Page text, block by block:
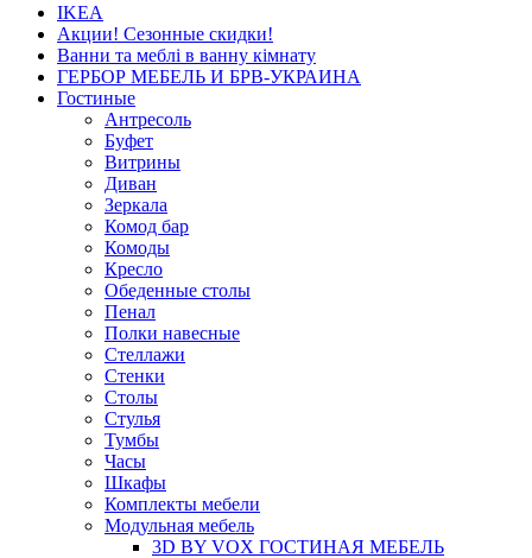
IKEA
Акции! Сезонные скидки!
Ванни та меблі в ванну кімнату
ГЕРБОР МЕБЕЛЬ И БРВ-УКРАИНА
Гостиные
Антресоль
Буфет
Витрины
Диван
Зеркала
Комод бар
Комоды
Кресло
Обеденные столы
Пенал
Полки навесные
Стеллажи
Стенки
Столы
Стулья
Тумбы
Часы
Шкафы
Комплекты мебели
Модульная мебель
3D BY VOX ГОСТИНАЯ МЕБЕЛЬ